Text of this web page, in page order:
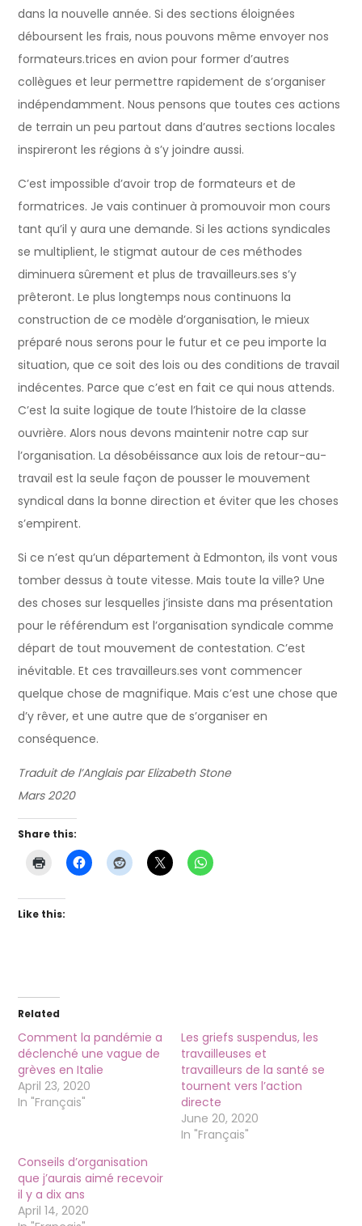
dans la nouvelle année. Si des sections éloignées
déboursent les frais, nous pouvons même envoyer nos
formateurs.trices en avion pour former d’autres
collègues et leur permettre rapidement de s’organiser
indépendamment. Nous pensons que toutes ces actions
de terrain un peu partout dans d’autres sections locales
inspireront les régions à s’y joindre aussi.
C’est impossible d’avoir trop de formateurs et de
formatrices. Je vais continuer à promouvoir mon cours
tant qu’il y aura une demande. Si les actions syndicales
se multiplient, le stigmat autour de ces méthodes
diminuera sûrement et plus de travailleurs.ses s’y
prêteront. Le plus longtemps nous continuons la
construction de ce modèle d’organisation, le mieux
préparé nous serons pour le futur et ce peu importe la
situation, que ce soit des lois ou des conditions de travail
indécentes. Parce que c’est en fait ce qui nous attends.
C’est la suite logique de toute l’histoire de la classe
ouvrière. Alors nous devons maintenir notre cap sur
l’organisation. La désobéissance aux lois de retour-au-
travail est la seule façon de pousser le mouvement
syndical dans la bonne direction et éviter que les choses
s’empirent.
Si ce n’est qu’un département à Edmonton, ils vont vous
tomber dessus à toute vitesse. Mais toute la ville? Une
des choses sur lesquelles j’insiste dans ma présentation
pour le référendum est l’organisation syndicale comme
départ de tout mouvement de contestation. C’est
inévitable. Et ces travailleurs.ses vont commencer
quelque chose de magnifique. Mais c’est une chose que
d’y rêver, et une autre que de s’organiser en
conséquence.
Traduit de l’Anglais par Elizabeth Stone
Mars 2020
Share this:
Like this:
Related
Comment la pandémie a
déclenché une vague de
grèves en Italie
April 23, 2020
In "Français"
Les griefs suspendus, les
travailleuses et
travailleurs de la santé se
tournent vers l’action
directe
June 20, 2020
In "Français"
Conseils d’organisation
que j’aurais aimé recevoir
il y a dix ans
April 14, 2020